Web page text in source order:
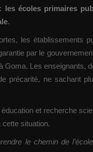
écoles primaires
.
les établissements
par le
Goma. Les enseignants,
précarité, ne sachant
et recherche
situation.
le chemin de